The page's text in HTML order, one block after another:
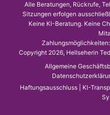
Alle Beratungen, Rückrufe,
Sitzungen erfolgen
Keine KI-Beratung. Keine
Copyright 2026, Hellseherin
Allgemeine
Haftungsausschluss
KI-